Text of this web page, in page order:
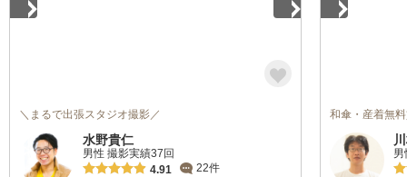
＼まるで出張スタジオ撮影／
水野貴仁
男性 撮影実績37回
4.91
22件
和傘・産着無